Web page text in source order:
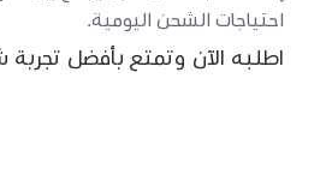
احتياجات الشحن اليومية.
اطلبه الآن وتمتع بأفضل